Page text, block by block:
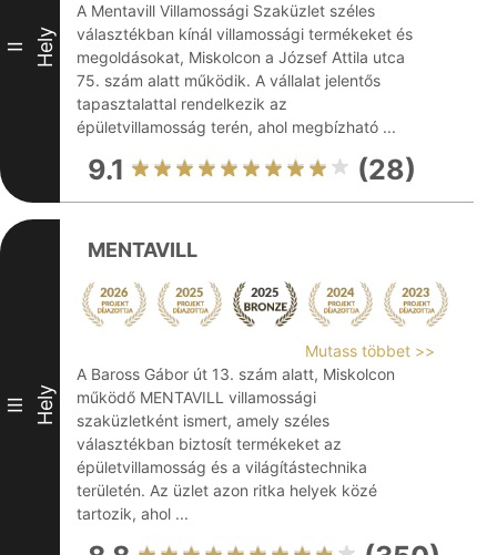
II Hely
A Mentavill Villamossági Szaküzlet széles
választékban kínál villamossági termékeket és
megoldásokat, Miskolcon a József Attila utca
75. szám alatt működik. A vállalat jelentős
tapasztalattal rendelkezik az
épületvillamosság terén, ahol megbízható ...
9.1 (28)
III Hely
MENTAVILL
Mutass többet >>
A Baross Gábor út 13. szám alatt, Miskolcon
működő MENTAVILL villamossági
szaküzletként ismert, amely széles
választékban biztosít termékeket az
épületvillamosság és a világítástechnika
területén. Az üzlet azon ritka helyek közé
tartozik, ahol ...